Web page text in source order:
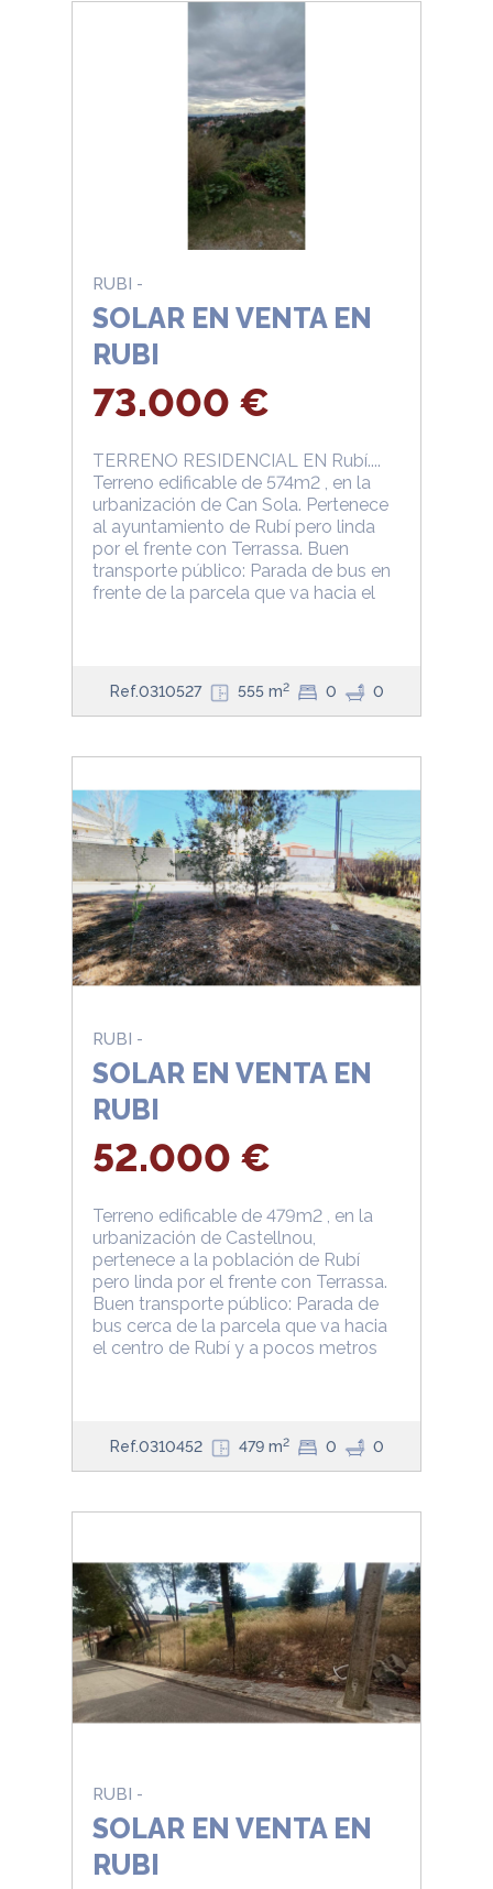
RUBI -
SOLAR EN VENTA EN
RUBI
73.000 €
TERRENO RESIDENCIAL EN Rubí....
Terreno edificable de 574m2 , en la
urbanización de Can Sola. Pertenece
al ayuntamiento de Rubí pero linda
por el frente con Terrassa. Buen
transporte público: Parada de bus en
frente de la parcela que va hacia el
Ref.0310527 555 m2 0 0
RUBI -
SOLAR EN VENTA EN
RUBI
52.000 €
Terreno edificable de 479m2 , en la
urbanización de Castellnou,
pertenece a la población de Rubí
pero linda por el frente con Terrassa.
Buen transporte público: Parada de
bus cerca de la parcela que va hacia
el centro de Rubí y a pocos metros
Ref.0310452 479 m2 0 0
RUBI -
SOLAR EN VENTA EN
RUBI